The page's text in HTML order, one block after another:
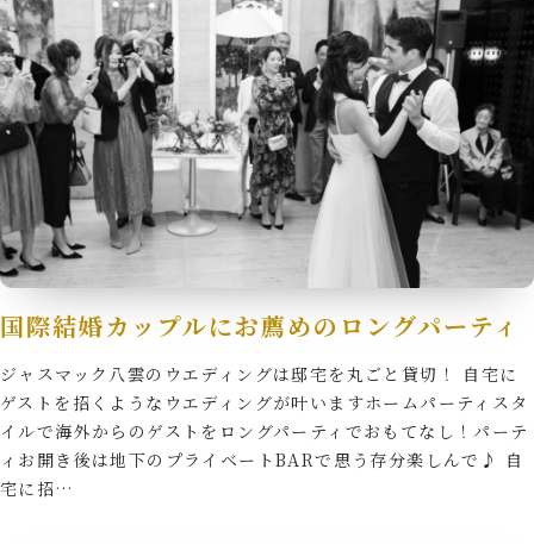
国際結婚カップルにお薦めのロングパーティ
ジャスマック八雲のウエディングは邸宅を丸ごと貸切！ 自宅に
ゲストを招くようなウエディングが叶いますホームパーティスタ
イルで海外からのゲストをロングパーティでおもてなし！パーテ
ィお開き後は地下のプライベートBARで思う存分楽しんで♪ 自
宅に招…